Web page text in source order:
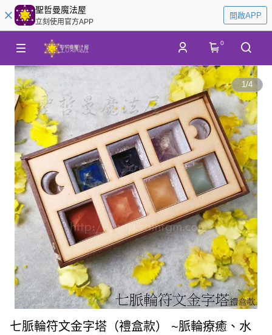
聖哲曼魔法屋
立刻使用官方APP
開啟APP
0
1/4
七脈輪符文金字塔（禮盒款） ~脈輪療癒、水